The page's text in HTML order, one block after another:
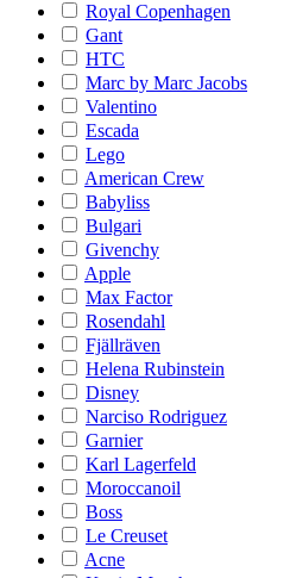
Royal Copenhagen
Gant
HTC
Marc by Marc Jacobs
Valentino
Escada
Lego
American Crew
Babyliss
Bulgari
Givenchy
Apple
Max Factor
Rosendahl
Fjällräven
Helena Rubinstein
Disney
Narciso Rodriguez
Garnier
Karl Lagerfeld
Moroccanoil
Boss
Le Creuset
Acne